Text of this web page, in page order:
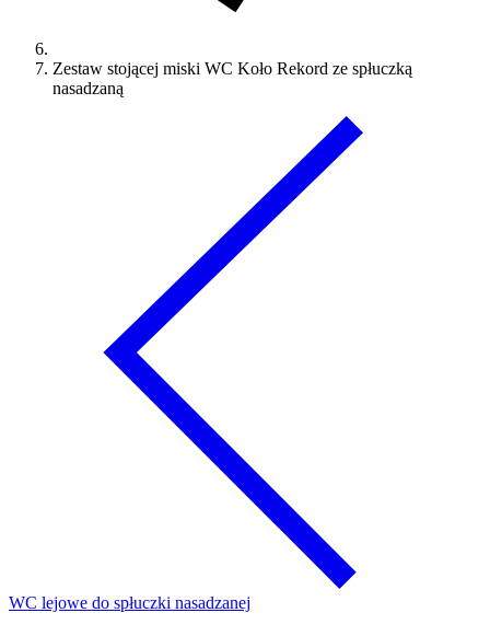
Zestaw stojącej miski WC Koło Rekord ze spłuczką
nasadzaną
WC lejowe do spłuczki nasadzanej